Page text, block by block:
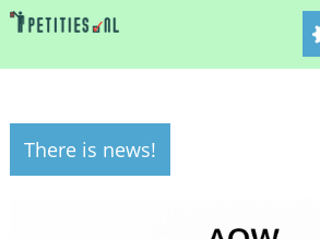
There is news!